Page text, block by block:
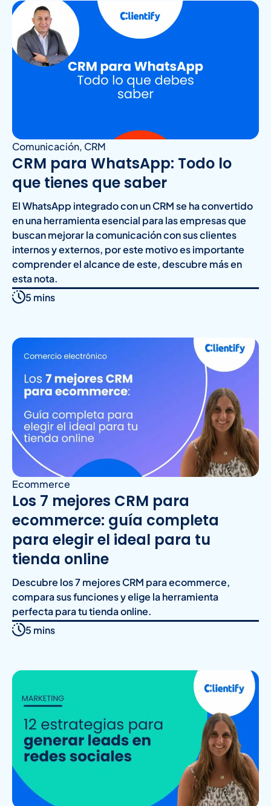
Comunicación, CRM
CRM para WhatsApp: Todo lo
que tienes que saber
El WhatsApp integrado con un CRM se ha convertido
en una herramienta esencial para las empresas que
buscan mejorar la comunicación con sus clientes
internos y externos, por este motivo es importante
comprender el alcance de este, descubre más en
esta nota.
5 mins
Ecommerce
Los 7 mejores CRM para
ecommerce: guía completa
para elegir el ideal para tu
tienda online
Descubre los 7 mejores CRM para ecommerce,
compara sus funciones y elige la herramienta
perfecta para tu tienda online.
5 mins